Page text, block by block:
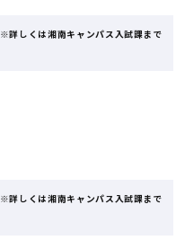
※詳しくは湘南キャンパス入試課まで
※詳しくは湘南キャンパス入試課まで